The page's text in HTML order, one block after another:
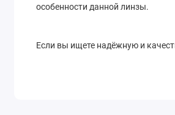
особенности данной линзы.
Если вы ищете надёжную и